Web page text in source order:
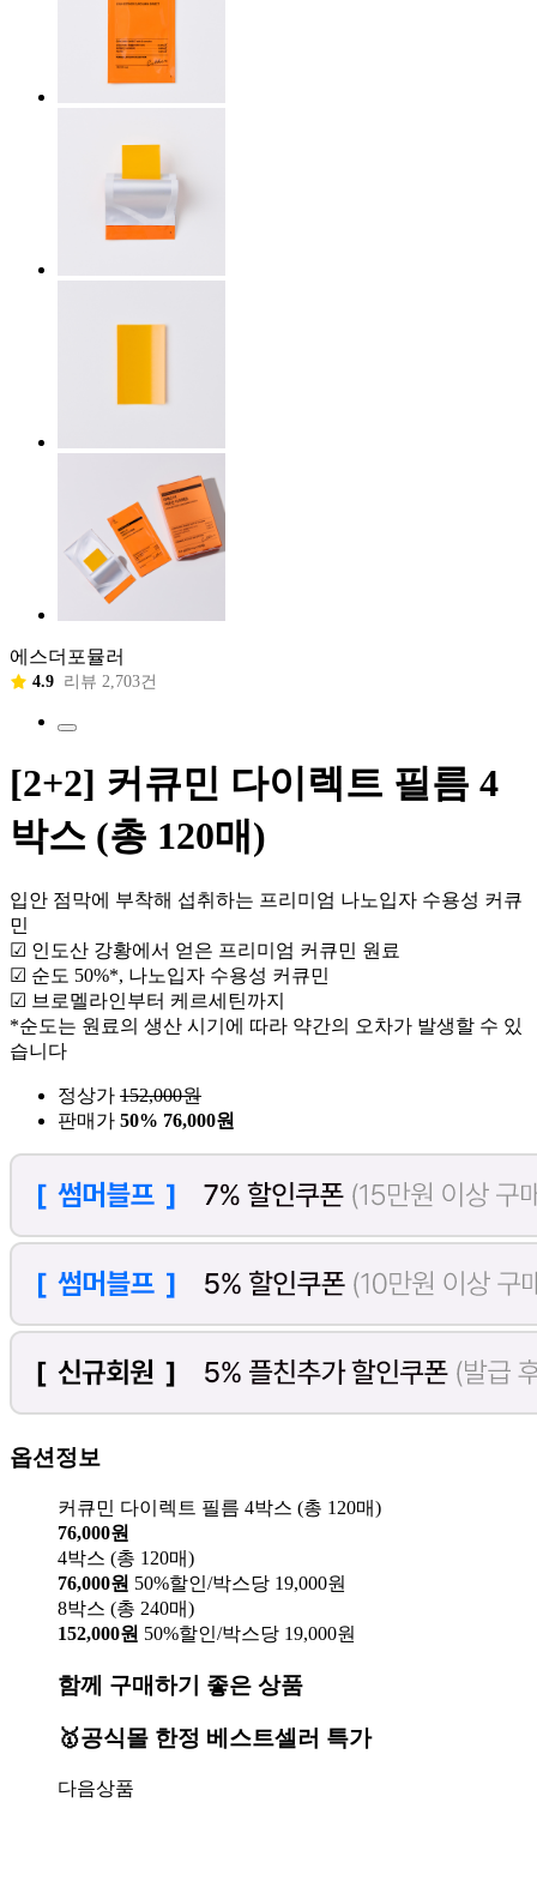
에스더포뮬러
4.9 리뷰 2,703건
[2+2] 커큐민 다이렉트 필름 4
박스 (총 120매)
입안 점막에 부착해 섭취하는 프리미엄 나노입자 수용성 커큐
민
☑ 인도산 강황에서 얻은 프리미엄 커큐민 원료
☑ 순도 50%*, 나노입자 수용성 커큐민
☑ 브로멜라인부터 케르세틴까지
*순도는 원료의 생산 시기에 따라 약간의 오차가 발생할 수 있
습니다
정상가 152,000원
판매가 50% 76,000원
옵션정보
커큐민 다이렉트 필름 4박스 (총 120매)
76,000원
4박스 (총 120매)
76,000원 50%할인/박스당 19,000원
8박스 (총 240매)
152,000원 50%할인/박스당 19,000원
함께 구매하기 좋은 상품
🥇공식몰 한정 베스트셀러 특가
다음상품